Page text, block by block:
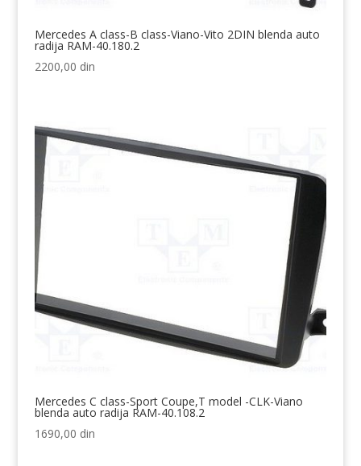
Mercedes A class-B class-Viano-Vito 2DIN blenda auto
radija RAM-40.180.2
2200,00 din
Mercedes C class-Sport Coupe,T model -CLK-Viano
blenda auto radija RAM-40.108.2
1690,00 din